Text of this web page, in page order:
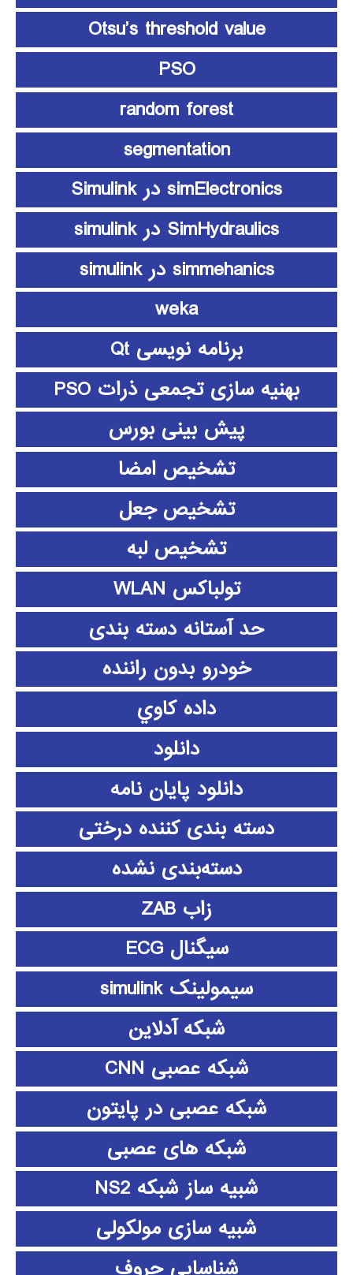
Otsu’s threshold value
PSO
random forest
segmentation
simElectronics در Simulink
SimHydraulics در simulink
simmehanics در simulink
weka
برنامه نویسی Qt
بهنیه سازی تجمعی ذرات PSO
پیش بینی بورس
تشخیص امضا
تشخیص جعل
تشخیص لبه
تولباکس WLAN
حد آستانه دسته بندی
خودرو بدون راننده
داده كاوي
دانلود
دانلود پايان نامه
دسته بندی کننده درختی
دسته‌بندی نشده
زاب ZAB
سیگنال ECG
سیمولینک simulink
شبکه آدلاین
شبکه عصبی CNN
شبکه عصبی در پایتون
شبکه های عصبی
شبیه ساز شبکه NS2
شبیه سازی مولکولی
شناسایی حروف